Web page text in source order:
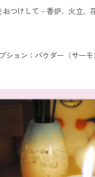
おつけして －香炉、火立、
ション：パウダー（サーモ